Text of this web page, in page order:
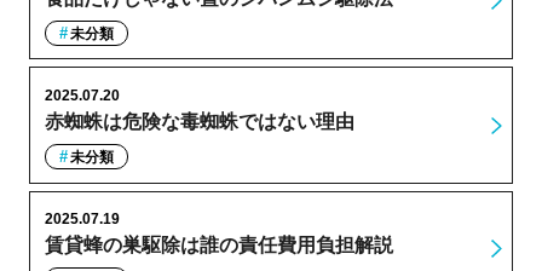
未分類
赤蜘蛛は危険な毒蜘蛛ではない理由
2025.07.20
未分類
賃貸蜂の巣駆除は誰の責任費用負担解説
2025.07.19